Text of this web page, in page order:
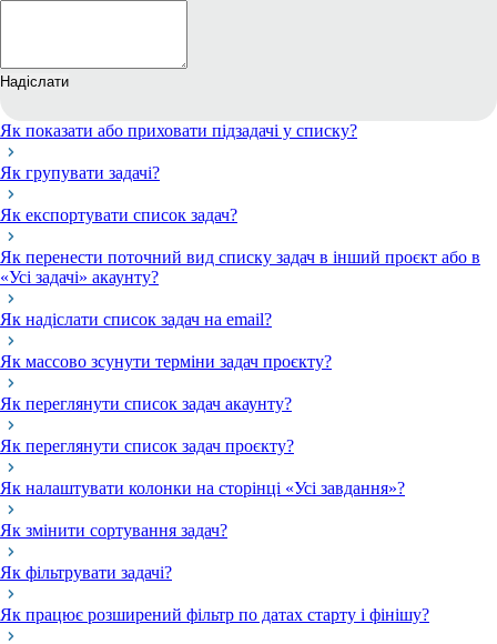
Надіслати
Як показати або приховати підзадачі у списку?
Як групувати задачі?
Як експортувати список задач?
Як перенести поточний вид списку задач в інший проєкт або в
«Усі задачі» акаунту?
Як надіслати список задач на email?
Як массово зсунути терміни задач проєкту?
Як переглянути список задач акаунту?
Як переглянути список задач проєкту?
Як налаштувати колонки на сторінці «Усі завдання»?
Як змінити сортування задач?
Як фільтрувати задачі?
Як працює розширений фільтр по датах старту і фінішу?